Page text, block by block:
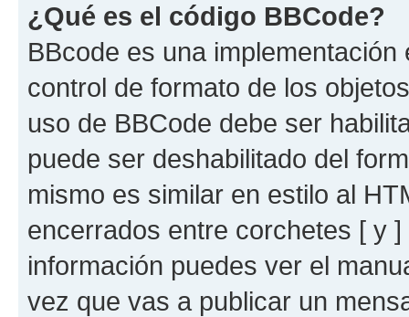
¿Qué es el código BBCode?
BBcode es una
control de formato de los
uso de BBCode debe ser
puede ser deshabilitado del
mismo es similar en estilo al
encerrados entre corchetes [ y
información puedes ver el
vez que vas a publicar un